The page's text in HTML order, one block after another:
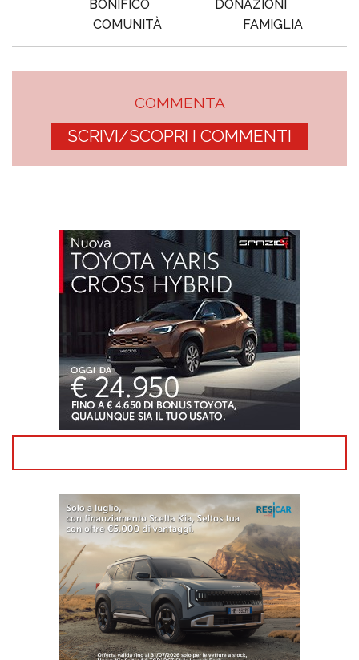
BONIFICO
DONAZIONI
COMUNITÀ
FAMIGLIA
COMMENTA
SCRIVI/SCOPRI I COMMENTI